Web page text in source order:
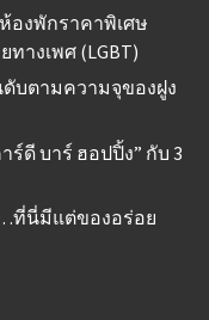
องพักราคาพิเศษ
างเพศ (LGBT)
บตามความจุของฝูง
ดี บาร์ ฮอปปิ้ง” กับ 3
ที่นี่มีแต่ของอร่อย